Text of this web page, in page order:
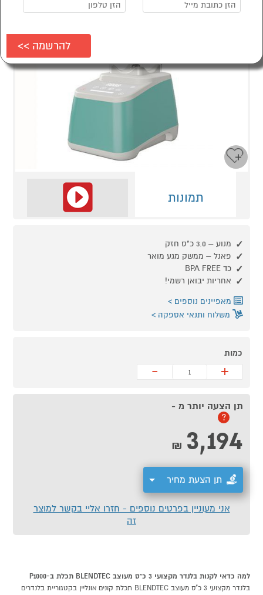
תמונות
מנוע – 3.0 כ"ס חזק
פאנל – ממשק מגע מואר
כד BPA FREE
אחריות יבואן רשמי!
מאפיינים נוספים
משלוח ותנאי אספקה
כמות
+
-
תן הצעה יותר מ -
?
3,194
₪
תן הצעת מחיר
אני מעוניין בפרטים נוספים - חזרו אליי בקשר למוצר
זה
למה כדאי לקנות בלנדר מקצועי 3 כ"ס מעוצב BLENDTEC תכלת ב-P1000
בלנדר מקצועי 3 כ"ס מעוצב BLENDTEC תכלת קונים אונליין בקטגוריית בלנדרים